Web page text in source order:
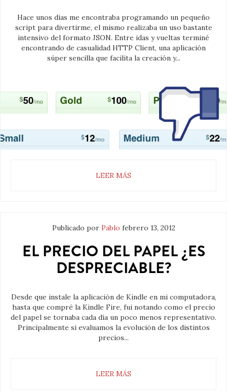
Hace unos días me encontraba programando un pequeño
script para divertirme, el mismo realizaba un uso bastante
intensivo del formato JSON. Entre idas y vueltas terminé
encontrando de casualidad HTTP Client, una aplicación
súper sencilla que facilita la creación y...
LEER MÁS
Publicado por Pablo febrero 13, 2012
EL PRECIO DEL PAPEL ¿ES
DESPRECIABLE?
Desde que instale la aplicación de Kindle en mi computadora,
hasta que compré la Kindle Fire, fui notando como el precio
del papel se tornaba cada día un poco menos representativo.
Principalmente si evaluamos la evolución de los distintos
precios...
LEER MÁS